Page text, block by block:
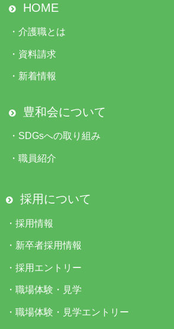
HOME
・ 介護職とは
・ 資料請求
・ 新着情報
豊和会について
・ SDGsへの取り組み
・ 職員紹介
採用について
・ 採用情報
・ 新卒者採用情報
・ 採用エントリー
・ 職場体験・見学
・ 職場体験・見学エントリー